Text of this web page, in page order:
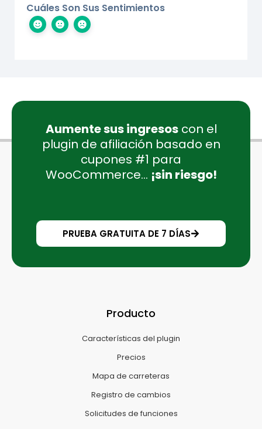
Cuáles Son Sus Sentimientos
Aumente sus ingresoscon el
plugin de afiliación basado en
cupones #1 para
WooCommerce... ¡sin riesgo!
PRUEBA GRATUITA DE 7 DÍAS
Producto
Características del plugin
Precios
Mapa de carreteras
Registro de cambios
Solicitudes de funciones